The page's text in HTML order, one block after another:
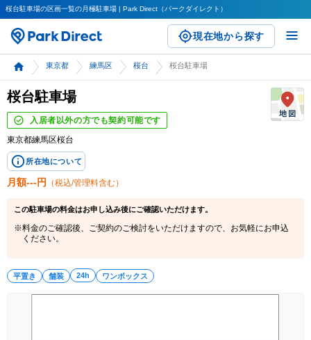
桜台駐車場の区画一覧の月極駐車場 | Park Direct（パークダイレクト）
現在地から探す
東京都 練馬区 桜台 桜台駐車場
桜台駐車場
入居者以外の方でも契約可能です
東京都練馬区桜台
所在地について
月額---円 （税込/管理料含む）
この駐車場の料金はお申し込み後にご確認いただけます。
料金のご確認後、ご契約のご検討をいただけますので、お気軽にお申込
ください。
平置き 舗装 24h ワンボックス